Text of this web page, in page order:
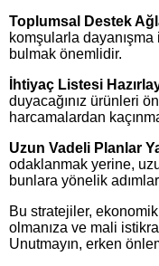
Toplumsal Destek
komşularla
bulmak önemlidir.
İhtiyaç Listesi
duyacağınız ürünleri
harcamalardan
Uzun Vadeli Planlar
odaklanmak yerine,
bunlara yönelik adımlar
Bu stratejiler, ekonomik
olmanıza ve mali
Unutmayın, erken